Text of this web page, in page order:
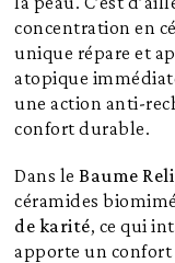
concentration en
unique répare et
atopique
une action anti-
confort durable.
Dans leBaume
céramides
de karité, ce qui
apporte un confort